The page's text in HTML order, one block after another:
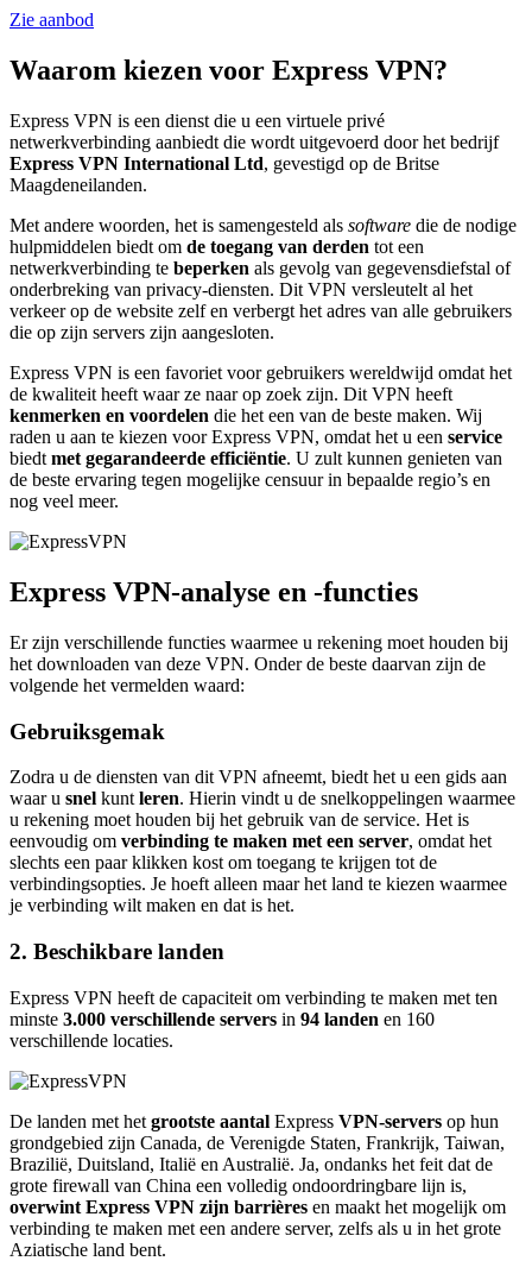
Zie aanbod
Waarom kiezen voor Express VPN?
Express VPN is een dienst die u een virtuele privé
netwerkverbinding aanbiedt die wordt uitgevoerd door het bedrijf
Express VPN International Ltd, gevestigd op de Britse
Maagdeneilanden.
Met andere woorden, het is samengesteld als software die de nodige
hulpmiddelen biedt om de toegang van derden tot een
netwerkverbinding te beperken als gevolg van gegevensdiefstal of
onderbreking van privacy-diensten. Dit VPN versleutelt al het
verkeer op de website zelf en verbergt het adres van alle gebruikers
die op zijn servers zijn aangesloten.
Express VPN is een favoriet voor gebruikers wereldwijd omdat het
de kwaliteit heeft waar ze naar op zoek zijn. Dit VPN heeft
kenmerken en voordelen die het een van de beste maken. Wij
raden u aan te kiezen voor Express VPN, omdat het u een service
biedt met gegarandeerde efficiëntie. U zult kunnen genieten van
de beste ervaring tegen mogelijke censuur in bepaalde regio’s en
nog veel meer.
Express VPN-analyse en -functies
Er zijn verschillende functies waarmee u rekening moet houden bij
het downloaden van deze VPN. Onder de beste daarvan zijn de
volgende het vermelden waard:
Gebruiksgemak
Zodra u de diensten van dit VPN afneemt, biedt het u een gids aan
waar u snel kunt leren. Hierin vindt u de snelkoppelingen waarmee
u rekening moet houden bij het gebruik van de service. Het is
eenvoudig om verbinding te maken met een server, omdat het
slechts een paar klikken kost om toegang te krijgen tot de
verbindingsopties. Je hoeft alleen maar het land te kiezen waarmee
je verbinding wilt maken en dat is het.
2. Beschikbare landen
Express VPN heeft de capaciteit om verbinding te maken met ten
minste 3.000 verschillende servers in 94 landen en 160
verschillende locaties.
De landen met het grootste aantal Express VPN-servers op hun
grondgebied zijn Canada, de Verenigde Staten, Frankrijk, Taiwan,
Brazilië, Duitsland, Italië en Australië. Ja, ondanks het feit dat de
grote firewall van China een volledig ondoordringbare lijn is,
overwint Express VPN zijn barrières en maakt het mogelijk om
verbinding te maken met een andere server, zelfs als u in het grote
Aziatische land bent.